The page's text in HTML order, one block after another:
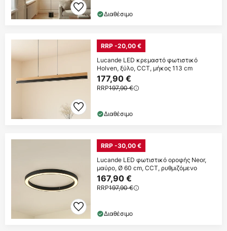
Διαθέσιμο
RRP -20,00 €
Lucande LED κρεμαστό φωτιστικό
Holven, ξύλο, CCT, μήκος 113 cm
177,90 €
RRP197,90 €
Διαθέσιμο
RRP -30,00 €
Lucande LED φωτιστικό οροφής Neor,
μαύρο, Ø 60 cm, CCT, ρυθμιζόμενο
167,90 €
RRP197,90 €
Διαθέσιμο